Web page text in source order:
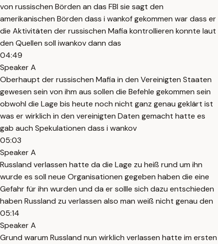
von russischen Börden an das FBI sie sagt den
amerikanischen Börden dass i wankof gekommen war dass er
die Aktivitäten der russischen Mafia kontrollieren konnte laut
den Quellen soll iwankov dann das
04:49
Speaker A
Oberhaupt der russischen Mafia in den Vereinigten Staaten
gewesen sein von ihm aus sollen die Befehle gekommen sein
obwohl die Lage bis heute noch nicht ganz genau geklärt ist
was er wirklich in den vereinigten Daten gemacht hatte es
gab auch Spekulationen dass i wankov
05:03
Speaker A
Russland verlassen hatte da die Lage zu heiß rund um ihn
wurde es soll neue Organisationen gegeben haben die eine
Gefahr für ihn wurden und da er sollle sich dazu entschieden
haben Russland zu verlassen also man weiß nicht genau den
05:14
Speaker A
Grund warum Russland nun wirklich verlassen hatte im ersten